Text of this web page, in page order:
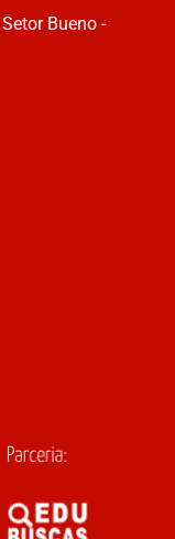
Bueno -